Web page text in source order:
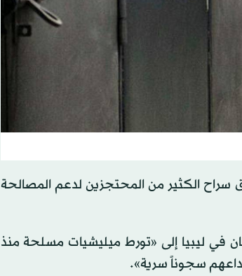
سراح الكثير من المحتجزين لدعم المصالحة
في ليبيا إلى «تورط ميليشيات مسلحة منذ
سجوناً سرية».